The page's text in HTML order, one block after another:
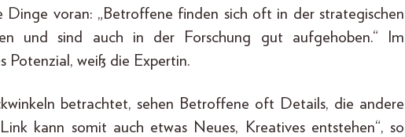
Dinge voran: „Betroffene finden sich oft in der strategischen
und sind auch in der Forschung gut aufgehoben.“ Im
Potenzial, weiß die Expertin.
betrachtet, sehen Betroffene oft Details, die andere
kann somit auch etwas Neues, Kreatives entstehen“, so